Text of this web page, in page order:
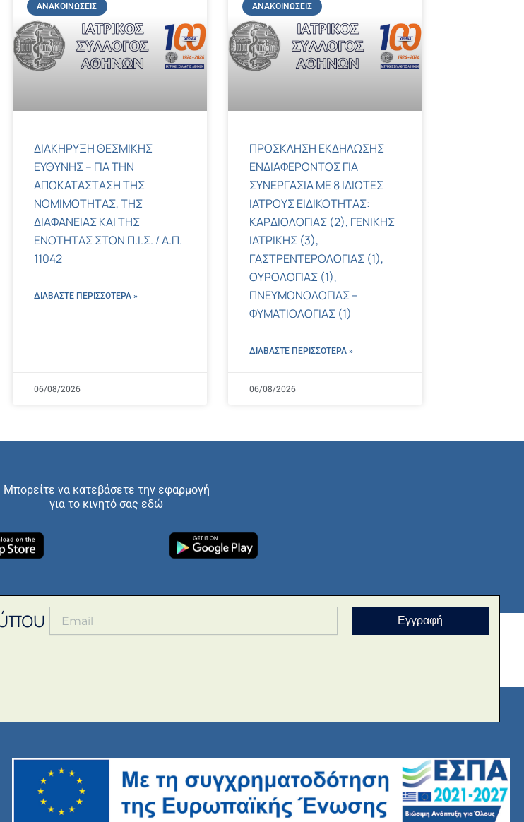
ΑΝΑΚΟΙΝΏΣΕΙΣ
ΔΙΑΚΗΡΥΞΗ ΘΕΣΜΙΚΗΣ
ΕΥΘΥΝΗΣ – ΓΙΑ ΤΗΝ
ΑΠΟΚΑΤΑΣΤΑΣΗ ΤΗΣ
ΝΟΜΙΜΟΤΗΤΑΣ, ΤΗΣ
ΔΙΑΦΑΝΕΙΑΣ ΚΑΙ ΤΗΣ
ΕΝΟΤΗΤΑΣ ΣΤΟΝ Π.Ι.Σ. / Α.Π.
11042
ΔΙΑΒΑΣΤΕ ΠΕΡΙΣΣΌΤΕΡΑ »
06/08/2026
ΑΝΑΚΟΙΝΏΣΕΙΣ
ΠΡΟΣΚΛΗΣΗ ΕΚΔΗΛΩΣΗΣ
ΕΝΔΙΑΦΕΡΟΝΤΟΣ ΓΙΑ
ΣΥΝΕΡΓΑΣΙΑ ΜΕ 8 ΙΔΙΩΤΕΣ
ΙΑΤΡΟΥΣ ΕΙΔΙΚΟΤΗΤΑΣ:
ΚΑΡΔΙΟΛΟΓΙΑΣ (2), ΓΕΝΙΚΗΣ
ΙΑΤΡΙΚΗΣ (3),
ΓΑΣΤΡΕΝΤΕΡΟΛΟΓΙΑΣ (1),
ΟΥΡΟΛΟΓΙΑΣ (1),
ΠΝΕΥΜΟΝΟΛΟΓΙΑΣ –
ΦΥΜΑΤΙΟΛΟΓΙΑΣ (1)
ΔΙΑΒΑΣΤΕ ΠΕΡΙΣΣΌΤΕΡΑ »
06/08/2026
Μπορείτε να κατεβάσετε την εφαρμογή
για το κινητό σας εδώ
Εγγραφή